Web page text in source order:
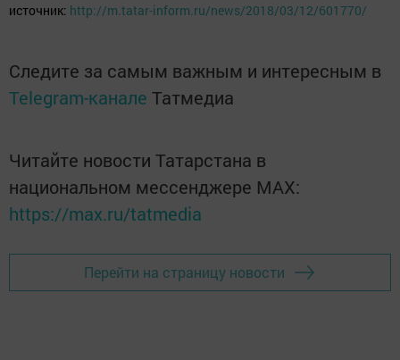
источник: http://m.tatar-inform.ru/news/2018/03/12/601770/
Следите за самым важным и интересным в
Telegram-канале Татмедиа
Читайте новости Татарстана в
национальном мессенджере MАХ:
https://max.ru/tatmedia
Перейти на страницу новости